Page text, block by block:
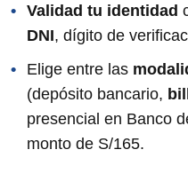
Validad tu identidad
DNI, dígito de
Elige entre las
(depósito bancario,
presencial en Banco
monto de S/165.